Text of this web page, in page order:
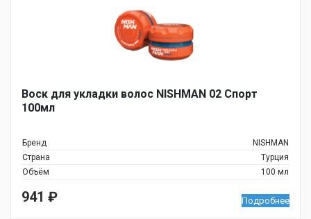
Воск для укладки волос NISHMAN 02 Спорт
100мл
Бренд
NISHMAN
Страна
Турция
Объём
100 мл
941 ₽ Подробнее